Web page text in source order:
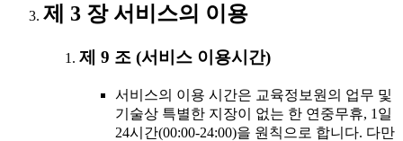
제 3 장 서비스의 이용
제 9 조 (서비스 이용시간)
서비스의 이용 시간은 교육정보원의 업무 및
기술상 특별한 지장이 없는 한 연중무휴, 1일
24시간(00:00-24:00)을 원칙으로 합니다. 다만